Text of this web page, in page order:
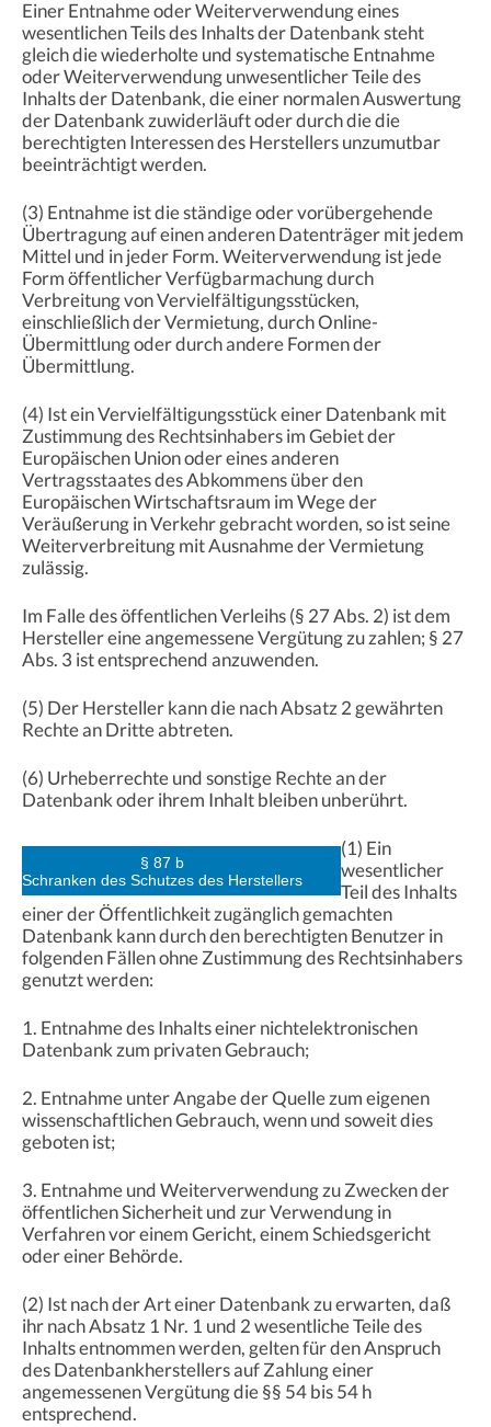
Einer Entnahme oder Weiterverwendung eines
wesentlichen Teils des Inhalts der Datenbank steht
gleich die wiederholte und systematische Entnahme
oder Weiterverwendung unwesentlicher Teile des
Inhalts der Datenbank, die einer normalen Auswertung
der Datenbank zuwiderläuft oder durch die die
berechtigten Interessen des Herstellers unzumutbar
beeinträchtigt werden.
(3) Entnahme ist die ständige oder vorübergehende
Übertragung auf einen anderen Datenträger mit jedem
Mittel und in jeder Form. Weiterverwendung ist jede
Form öffentlicher Verfügbarmachung durch
Verbreitung von Vervielfältigungsstücken,
einschließlich der Vermietung, durch Online-
Übermittlung oder durch andere Formen der
Übermittlung.
(4) Ist ein Vervielfältigungsstück einer Datenbank mit
Zustimmung des Rechtsinhabers im Gebiet der
Europäischen Union oder eines anderen
Vertragsstaates des Abkommens über den
Europäischen Wirtschaftsraum im Wege der
Veräußerung in Verkehr gebracht worden, so ist seine
Weiterverbreitung mit Ausnahme der Vermietung
zulässig.
Im Falle des öffentlichen Verleihs (§ 27 Abs. 2) ist dem
Hersteller eine angemessene Vergütung zu zahlen; § 27
Abs. 3 ist entsprechend anzuwenden.
(5) Der Hersteller kann die nach Absatz 2 gewährten
Rechte an Dritte abtreten.
(6) Urheberrechte und sonstige Rechte an der
Datenbank oder ihrem Inhalt bleiben unberührt.
§ 87 b
Schranken des Schutzes des Herstellers
(1) Ein
wesentlicher
Teil des Inhalts
einer der Öffentlichkeit zugänglich gemachten
Datenbank kann durch den berechtigten Benutzer in
folgenden Fällen ohne Zustimmung des Rechtsinhabers
genutzt werden:
1. Entnahme des Inhalts einer nichtelektronischen
Datenbank zum privaten Gebrauch;
2. Entnahme unter Angabe der Quelle zum eigenen
wissenschaftlichen Gebrauch, wenn und soweit dies
geboten ist;
3. Entnahme und Weiterverwendung zu Zwecken der
öffentlichen Sicherheit und zur Verwendung in
Verfahren vor einem Gericht, einem Schiedsgericht
oder einer Behörde.
(2) Ist nach der Art einer Datenbank zu erwarten, daß
ihr nach Absatz 1 Nr. 1 und 2 wesentliche Teile des
Inhalts entnommen werden, gelten für den Anspruch
des Datenbankherstellers auf Zahlung einer
angemessenen Vergütung die §§ 54 bis 54 h
entsprechend.